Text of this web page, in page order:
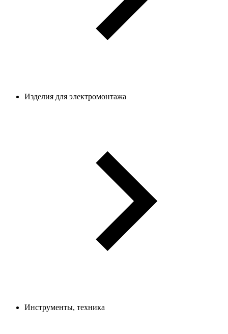
Изделия для электромонтажа
Инструменты, техника